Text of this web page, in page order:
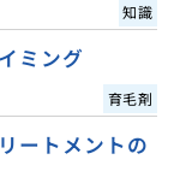
知識
ミング
育毛剤
ートメントの